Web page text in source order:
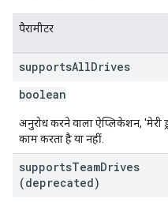
पैरामीटर
supportsAllDrives
boolean
अनुरोध करने वाला ऐप्लिकेशन, 'मेरी
काम करता है या नहीं.
supportsTeamDrives
(deprecated)